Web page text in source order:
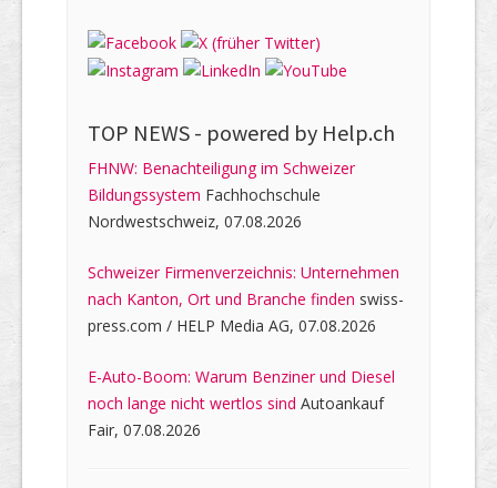
TOP NEWS - powered by Help.ch
FHNW: Benachteiligung im Schweizer
Bildungssystem Fachhochschule
Nordwestschweiz, 07.08.2026
Schweizer Firmenverzeichnis: Unternehmen
nach Kanton, Ort und Branche finden swiss-
press.com / HELP Media AG, 07.08.2026
E-Auto-Boom: Warum Benziner und Diesel
noch lange nicht wertlos sind Autoankauf
Fair, 07.08.2026